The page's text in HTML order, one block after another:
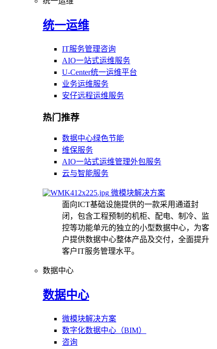
统一运维
IT服务管理咨询
AIO一站式运维服务
U-Center统一运维平台
业务运维服务
安仔远程运维服务
热门推荐
数据中心绿色节能
维保服务
AIO一站式运维管理外包服务
云与智能服务
微模块解决方案
面向ICT基础设施提供的一款采用通道封
闭，包含工程预制的机柜、配电、制冷、监
控等功能单元的独立的小型数据中心，为客
户提供数据中心整体产品及交付，全面提升
客户IT服务管理水平。
数据中心
数据中心
微模块解决方案
数字化数据中心（BIM）
咨询